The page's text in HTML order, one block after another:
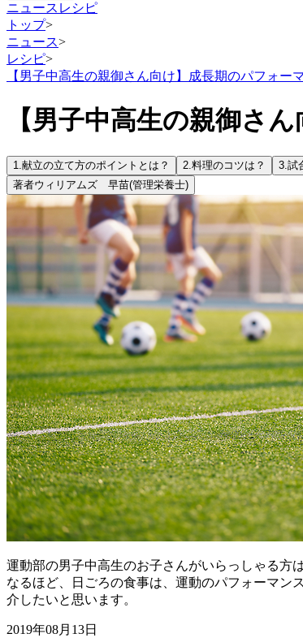
ニュース レシピ
トップ>
ニュース>
レシピ>
【男子中高生の親御さん向け】成長期のパフォー
【男子中高生の親御さ
1.献立の立て方のポイントとは？ 2.料理のコツは？ 3.試
著者ウィリアムズ 早苗(管理栄養士)
運動部の男子中高生のお子さんがいらっしゃる方
なるほど、日ごろの食事は、運動のパフォーマン
介したいと思います。
2019年08月13日